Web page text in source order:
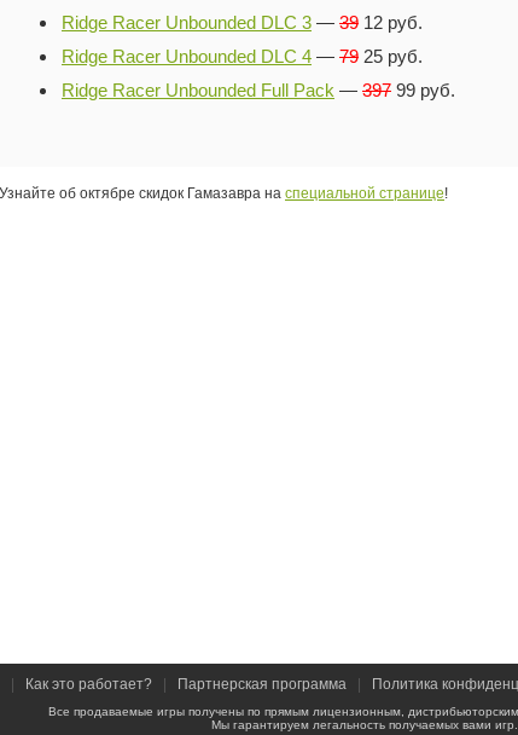
Ridge Racer Unbounded DLC 3 — 39 12 руб.
Ridge Racer Unbounded DLC 4 — 79 25 руб.
Ridge Racer Unbounded Full Pack — 397 99 руб.
Узнайте об октябре скидок Гамазавра на специальной странице!
Как это работает? Партнерская программа Политика
Все продаваемые игры получены по прямым лицензионным,
Мы гарантируем легальность получаемых вами игр.